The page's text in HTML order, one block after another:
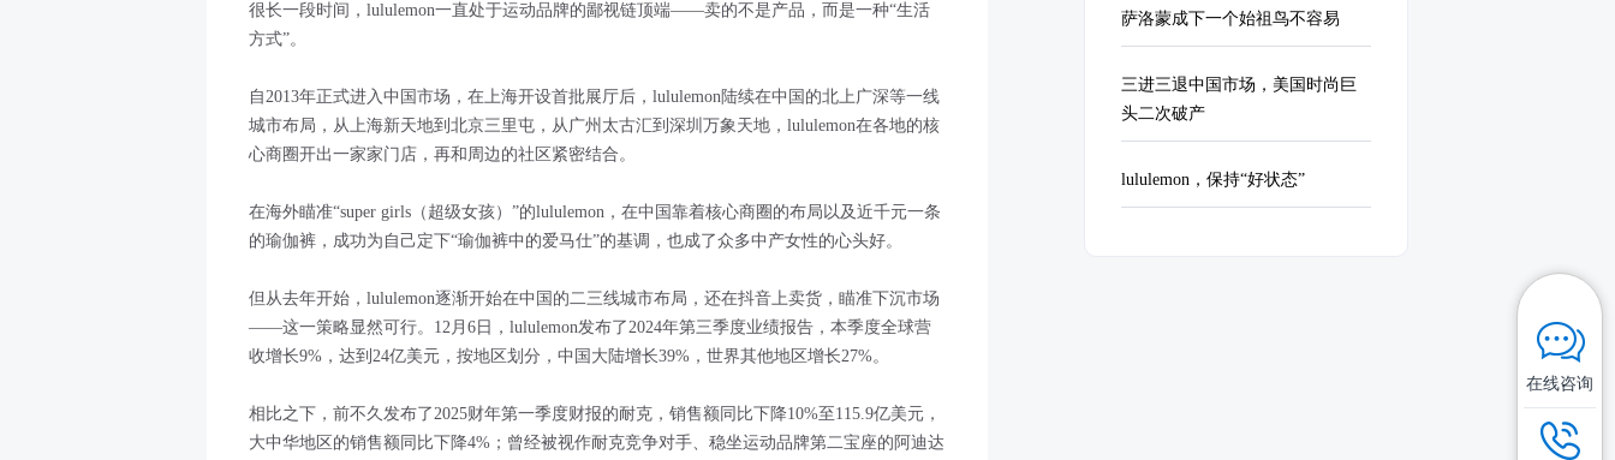
很长一段时间，lululemon一直处于运动品牌的鄙视链顶端——卖的不是产品，而是一种“生活
方式”。
自2013年正式进入中国市场，在上海开设首批展厅后，lululemon陆续在中国的北上广深等一线
城市布局，从上海新天地到北京三里屯，从广州太古汇到深圳万象天地，lululemon在各地的核
心商圈开出一家家门店，再和周边的社区紧密结合。
在海外瞄准“super girls（超级女孩）”的lululemon，在中国靠着核心商圈的布局以及近千元一条
的瑜伽裤，成功为自己定下“瑜伽裤中的爱马仕”的基调，也成了众多中产女性的心头好。
但从去年开始，lululemon逐渐开始在中国的二三线城市布局，还在抖音上卖货，瞄准下沉市场
——这一策略显然可行。12月6日，lululemon发布了2024年第三季度业绩报告，本季度全球营
收增长9%，达到24亿美元，按地区划分，中国大陆增长39%，世界其他地区增长27%。
相比之下，前不久发布了2025财年第一季度财报的耐克，销售额同比下降10%至115.9亿美元，
大中华地区的销售额同比下降4%；曾经被视作耐克竞争对手、稳坐运动品牌第二宝座的阿迪达
萨洛蒙成下一个始祖鸟不容易
三进三退中国市场，美国时尚巨
头二次破产
lululemon，保持“好状态”
在线咨询